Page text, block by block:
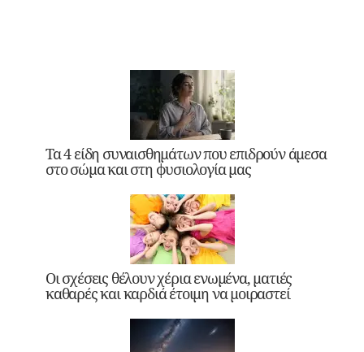
Τα 4 είδη συναισθημάτων που επιδρούν άμεσα
στο σώμα και στη φυσιολογία μας
Οι σχέσεις θέλουν χέρια ενωμένα, ματιές
καθαρές και καρδιά έτοιμη να μοιραστεί